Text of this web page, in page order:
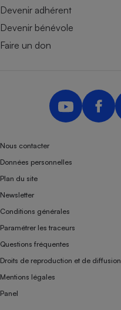
Devenir adhérent
Devenir bénévole
Faire un don
Nous contacter
Données personnelles
Plan du site
Newsletter
Conditions générales
Paramétrer les traceurs
Questions fréquentes
Droits de reproduction et de diffusion
Mentions légales
Panel